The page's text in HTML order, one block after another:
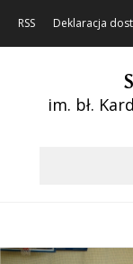
RSS Deklaracja
im. bł.